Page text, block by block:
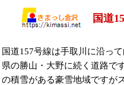
国
国道157号線は手取川に沿っ
県の勝山・大野に続く道路で
の積雪がある豪雪地域ですが